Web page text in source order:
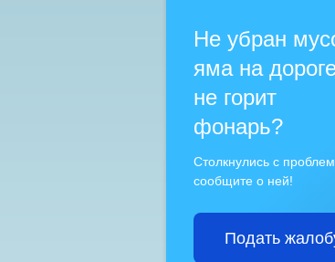
Не убран
яма на
не горит
фонарь?
Столкнулись с
сообщите о ней!
Подать